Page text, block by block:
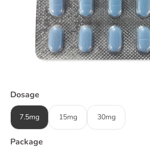
Dosage
7.5mg 15mg 30mg
Package